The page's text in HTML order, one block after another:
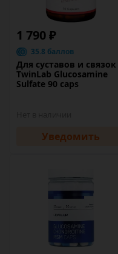
1 790 ₽
35.8 баллов
Для суставов и связок
TwinLab Glucosamine
Sulfate 90 caps
Уведомить